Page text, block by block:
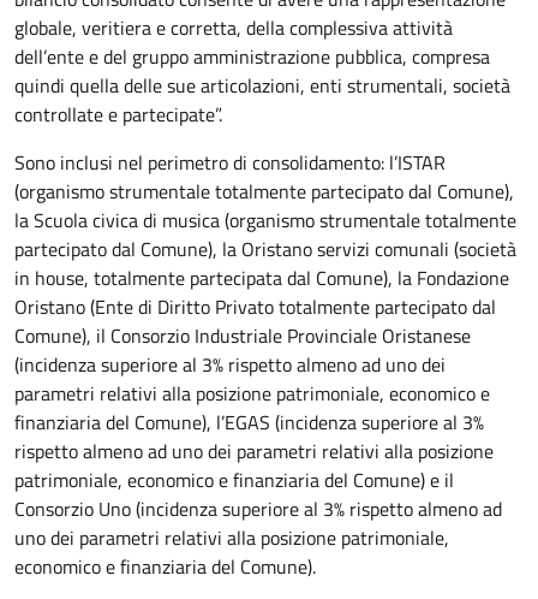
globale, veritiera e corretta, della complessiva attività
dell’ente e del gruppo amministrazione pubblica, compresa
quindi quella delle sue articolazioni, enti strumentali, società
controllate e partecipate”.
Sono inclusi nel perimetro di consolidamento: l’ISTAR
(organismo strumentale totalmente partecipato dal Comune),
la Scuola civica di musica (organismo strumentale totalmente
partecipato dal Comune), la Oristano servizi comunali (società
in house, totalmente partecipata dal Comune), la Fondazione
Oristano (Ente di Diritto Privato totalmente partecipato dal
Comune), il Consorzio Industriale Provinciale Oristanese
(incidenza superiore al 3% rispetto almeno ad uno dei
parametri relativi alla posizione patrimoniale, economico e
finanziaria del Comune), l’EGAS (incidenza superiore al 3%
rispetto almeno ad uno dei parametri relativi alla posizione
patrimoniale, economico e finanziaria del Comune) e il
Consorzio Uno (incidenza superiore al 3% rispetto almeno ad
uno dei parametri relativi alla posizione patrimoniale,
economico e finanziaria del Comune).